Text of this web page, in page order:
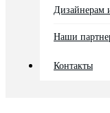
Дизайнерам
Наши
Контакты